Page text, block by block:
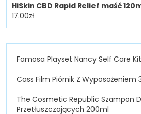
HiSkin CBD Rapid Relief maść
17.00zł
Famosa Playset Nancy Self Care
Cass Film Piórnik Z Wyposażeniem
The Cosmetic Republic Szampon
Przetłuszczających 200ml